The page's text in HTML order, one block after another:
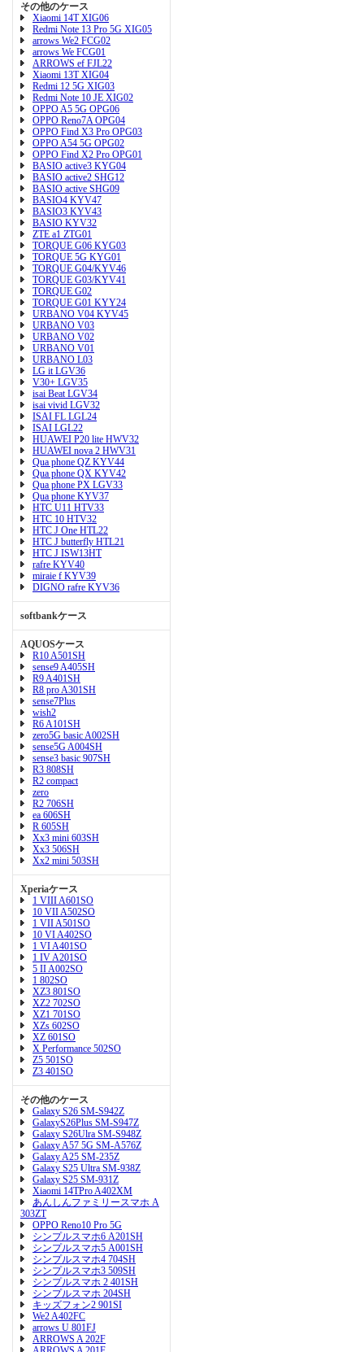
その他のケース
Xiaomi 14T XIG06
Redmi Note 13 Pro 5G XIG05
arrows We2 FCG02
arrows We FCG01
ARROWS ef FJL22
Xiaomi 13T XIG04
Redmi 12 5G XIG03
Redmi Note 10 JE XIG02
OPPO A5 5G OPG06
OPPO Reno7A OPG04
OPPO Find X3 Pro OPG03
OPPO A54 5G OPG02
OPPO Find X2 Pro OPG01
BASIO active3 KYG04
BASIO active2 SHG12
BASIO active SHG09
BASIO4 KYV47
BASIO3 KYV43
BASIO KYV32
ZTE a1 ZTG01
TORQUE G06 KYG03
TORQUE 5G KYG01
TORQUE G04/KYV46
TORQUE G03/KYV41
TORQUE G02
TORQUE G01 KYY24
URBANO V04 KYV45
URBANO V03
URBANO V02
URBANO V01
URBANO L03
LG it LGV36
V30+ LGV35
isai Beat LGV34
isai vivid LGV32
ISAI FL LGL24
ISAI LGL22
HUAWEI P20 lite HWV32
HUAWEI nova 2 HWV31
Qua phone QZ KYV44
Qua phone QX KYV42
Qua phone PX LGV33
Qua phone KYV37
HTC U11 HTV33
HTC 10 HTV32
HTC J One HTL22
HTC J butterfly HTL21
HTC J ISW13HT
rafre KYV40
miraie f KYV39
DIGNO rafre KYV36
softbankケース
AQUOSケース
R10 A501SH
sense9 A405SH
R9 A401SH
R8 pro A301SH
sense7Plus
wish2
R6 A101SH
zero5G basic A002SH
sense5G A004SH
sense3 basic 907SH
R3 808SH
R2 compact
zero
R2 706SH
ea 606SH
R 605SH
Xx3 mini 603SH
Xx3 506SH
Xx2 mini 503SH
Xperiaケース
1 VIII A601SO
10 VII A502SO
1 VII A501SO
10 VI A402SO
1 VI A401SO
1 IV A201SO
5 II A002SO
1 802SO
XZ3 801SO
XZ2 702SO
XZ1 701SO
XZs 602SO
XZ 601SO
X Performance 502SO
Z5 501SO
Z3 401SO
その他のケース
Galaxy S26 SM-S942Z
GalaxyS26Plus SM-S947Z
Galaxy S26Ulra SM-S948Z
Galaxy A57 5G SM-A576Z
Galaxy A25 SM-235Z
Galaxy S25 Ultra SM-938Z
Galaxy S25 SM-931Z
Xiaomi 14TPro A402XM
あんしんファミリースマホ A
303ZT
OPPO Reno10 Pro 5G
シンプルスマホ6 A201SH
シンプルスマホ5 A001SH
シンプルスマホ4 704SH
シンプルスマホ3 509SH
シンプルスマホ 2 401SH
シンプルスマホ 204SH
キッズフォン2 901SI
We2 A402FC
arrows U 801FJ
ARROWS A 202F